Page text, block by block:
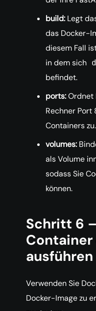
build: Legt
das Docker-
diesem Fall
in dem sich
befindet.
ports:Ordnet
Rechner
Containers zu.
volumes:
als Volume
sodass Sie
können.
Schritt 6
ausführen
Verwenden Sie
Docker-Image zu